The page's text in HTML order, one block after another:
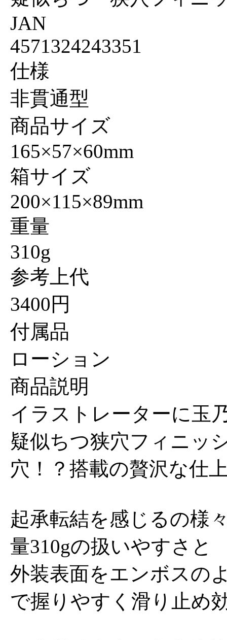
JAN
4571324243351
仕様
非貫通型
商品サイズ
165×57×60mm
箱サイズ
200×115×89mm
重量
310g
参考上代
3400円
付属品
ローション
商品説明
イラストレーターに玉
疑似ちつ狭穴フィニッ
穴！？搭載の贅沢な仕
起承転結を感じるの様
量310gの扱いやすさと
外装表面をエンボスの
で握りやすく滑り止め